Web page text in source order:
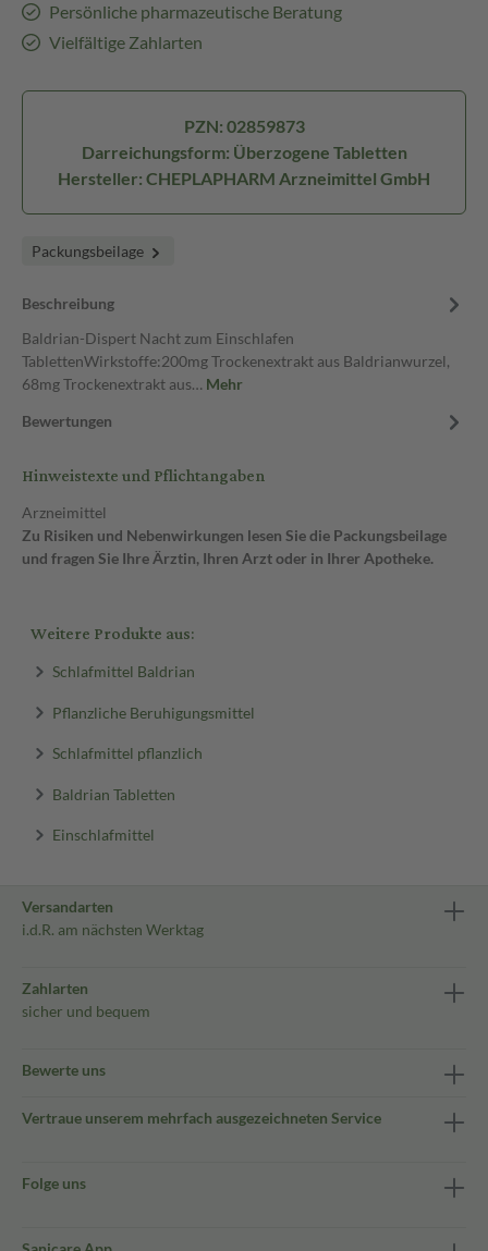
Persönliche pharmazeutische Beratung
Vielfältige Zahlarten
PZN: 02859873
Darreichungsform: Überzogene Tabletten
Hersteller: CHEPLAPHARM Arzneimittel GmbH
Packungsbeilage
Beschreibung
Baldrian-Dispert Nacht zum Einschlafen
TablettenWirkstoffe:200mg Trockenextrakt aus Baldrianwurzel,
68mg Trockenextrakt aus… Mehr
Bewertungen
Hinweistexte und Pflichtangaben
Arzneimittel
Zu Risiken und Nebenwirkungen lesen Sie die Packungsbeilage
und fragen Sie Ihre Ärztin, Ihren Arzt oder in Ihrer Apotheke.
Weitere Produkte aus:
Schlafmittel Baldrian
Pflanzliche Beruhigungsmittel
Schlafmittel pflanzlich
Baldrian Tabletten
Einschlafmittel
Versandarten
i.d.R. am nächsten Werktag
Zahlarten
sicher und bequem
Bewerte uns
Vertraue unserem mehrfach ausgezeichneten Service
Folge uns